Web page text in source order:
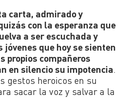
carta, admirado y
con la esperanza que
a ser escuchada y
que hoy se sienten
propios compañeros
en silencio su impotencia.
gestos heroicos en su
sacar la voz y salvar a la